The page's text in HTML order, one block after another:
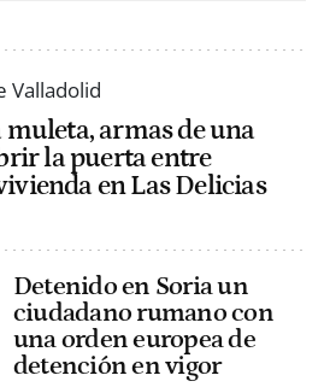
armas de una
la puerta entre
en Las Delicias
Detenido en Soria un
ciudadano rumano con
una orden europea de
detención en vigor